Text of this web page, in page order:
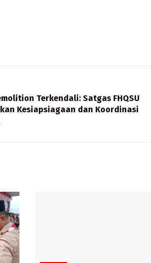
Terkendali: Satgas FHQSU
Kesiapsiagaan dan Koordinasi